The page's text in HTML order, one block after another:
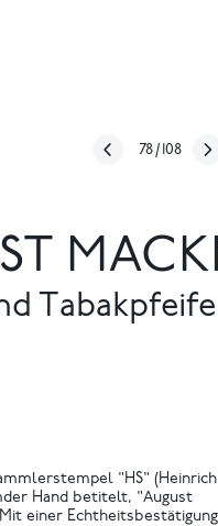
78 / 108
"HS" (Heinrich
Hand betitelt, "August
"Mit einer Echtheitsbestätigung